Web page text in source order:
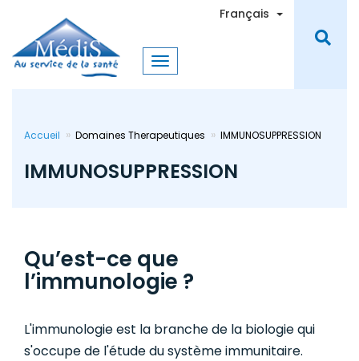
contenu
principal
Français Toggle
Accueil Domaines Therapeutiques IMMUNOSUPPRESSION
IMMUNOSUPPRESSION
Qu’est-ce que
l’immunologie ?
L'immunologie est la branche de la biologie qui
s'occupe de l'étude du système immunitaire.